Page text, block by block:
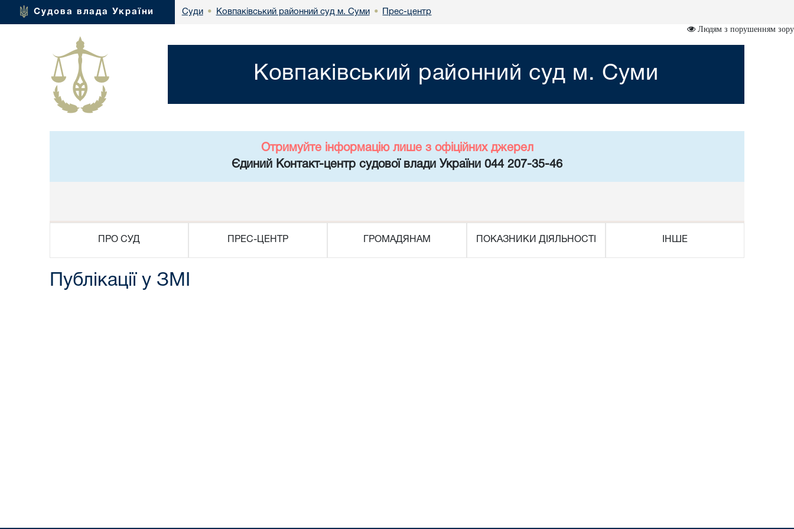
Судова влада України Суди • Ковпаківський районний суд м. Суми • Прес-центр
Людям з порушенням зору
Ковпаківський районний суд м. Суми
Отримуйте інформацію лише з офіційних джерел
Єдиний Контакт-центр судової влади України 044 207-35-46
ПРО СУД ПРЕС-ЦЕНТР ГРОМАДЯНАМ ПОКАЗНИКИ ДІЯЛЬНОСТІ ІНШЕ
Публікації у ЗМІ